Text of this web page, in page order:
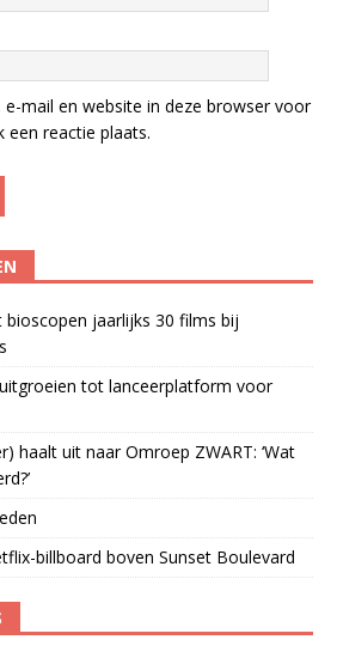
mail en website in deze browser voor
een reactie plaats.
jaarlijks 30 films bij
tot lanceerplatform voor
haalt uit naar Omroep ZWART: ‘Wat
billboard boven Sunset Boulevard